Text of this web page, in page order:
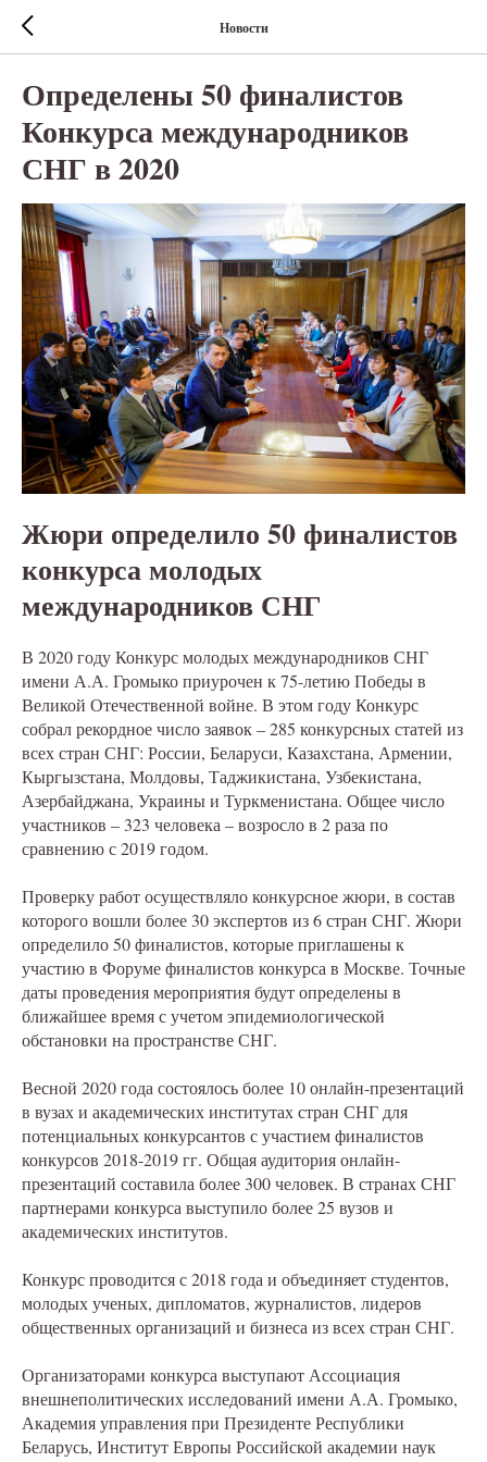
Новости
Определены 50 финалистов
Конкурса международников
СНГ в 2020
Жюри определило 50 финалистов
конкурса молодых
международников СНГ
В 2020 году Конкурс молодых международников СНГ
имени А.А. Громыко приурочен к 75-летию Победы в
Великой Отечественной войне. В этом году Конкурс
собрал рекордное число заявок – 285 конкурсных статей из
всех стран СНГ: России, Беларуси, Казахстана, Армении,
Кыргызстана, Молдовы, Таджикистана, Узбекистана,
Азербайджана, Украины и Туркменистана. Общее число
участников – 323 человека – возросло в 2 раза по
сравнению с 2019 годом.
Проверку работ осуществляло конкурсное жюри, в состав
которого вошли более 30 экспертов из 6 стран СНГ. Жюри
определило 50 финалистов, которые приглашены к
участию в Форуме финалистов конкурса в Москве. Точные
даты проведения мероприятия будут определены в
ближайшее время с учетом эпидемиологической
обстановки на пространстве СНГ.
Весной 2020 года состоялось более 10 онлайн-презентаций
в вузах и академических институтах стран СНГ для
потенциальных конкурсантов с участием финалистов
конкурсов 2018-2019 гг. Общая аудитория онлайн-
презентаций составила более 300 человек. В странах СНГ
партнерами конкурса выступило более 25 вузов и
академических институтов.
Конкурс проводится с 2018 года и объединяет студентов,
молодых ученых, дипломатов, журналистов, лидеров
общественных организаций и бизнеса из всех стран СНГ.
Организаторами конкурса выступают Ассоциация
внешнеполитических исследований имени А.А. Громыко,
Академия управления при Президенте Республики
Беларусь, Институт Европы Российской академии наук